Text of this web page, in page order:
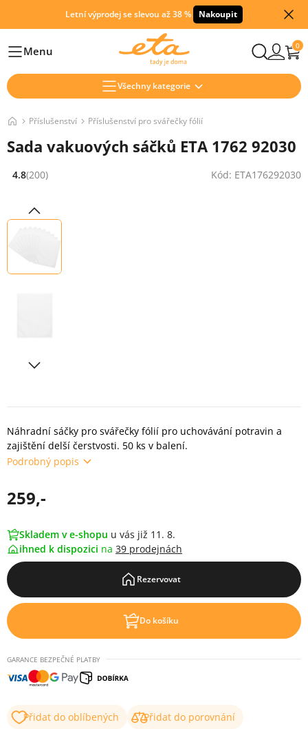
Letní výprodej se slevou až 38 % Nakoupit
HlavníMenu 0
Všechny kategorie
Příslušenství Příslušenství pro svářečky fólií
Sada vakuových sáčků ETA 1762 92030
Hodnocení: 4.8 z 5 (200 recenzí)
4.8(200) Kód: ETA176292030
Náhradní sáčky pro svářečky fólií pro uchovávání potravin a
zajištění delší čerstvosti. 50 ks v balení.
Podrobný popis
259,-
Skladem v e-shopu u vás již 11. 8.
ihned k dispozici na 39 prodejnách
Rezervovat
Do košíku
GARANCE BEZPEČNÉ PLATBY
Přidat do oblíbených
Přidat do porovnání